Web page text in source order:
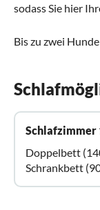
sodass Sie hier
Bis zu zwei
Schlafzimmer
Doppelbett
Schrankbett